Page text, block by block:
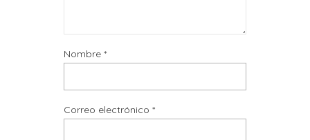
Nombre *
Correo electrónico *